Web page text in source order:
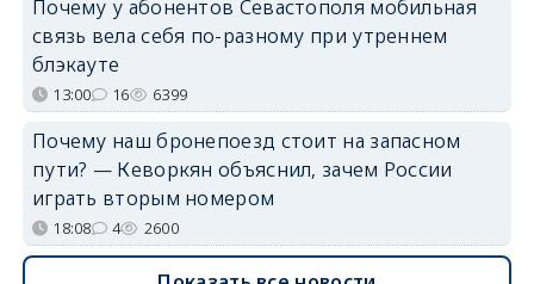
Почему у абонентов Севастополя мобильная
связь вела себя по-разному при утреннем
блэкауте
13:00 16 6399
Почему наш бронепоезд стоит на запасном
пути? — Кеворкян объяснил, зачем России
играть вторым номером
18:08 4 2600